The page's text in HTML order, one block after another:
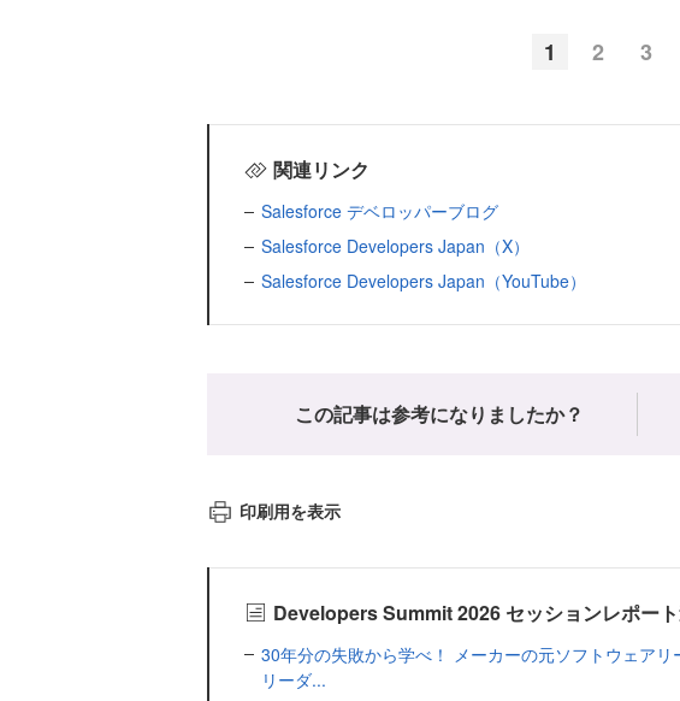
1 2 3
関連リンク
Salesforce デベロッパーブログ
Salesforce Developers Japan（X）
Salesforce Developers Japan（YouTube）
この記事は参考になりましたか？
印刷用を表示
Developers Summit 2026 セッションレポー
30年分の失敗から学べ！ メーカーの元ソフトウェア
リーダ...